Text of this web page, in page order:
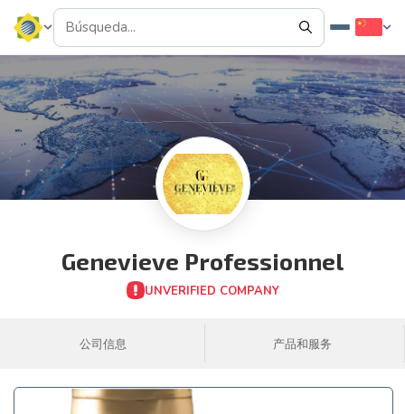
Genevieve Professionnel
UNVERIFIED COMPANY
公司信息 产品和服务